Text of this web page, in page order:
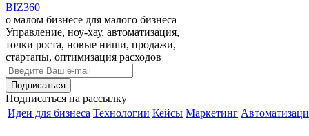
BIZ360
о малом бизнесе для малого бизнеса
Управление, ноу-хау, автоматизация,
точки роста, новые ниши, продажи,
стартапы, оптимизация расходов
Подписаться на рассылку
Идеи для бизнеса Технологии Кейсы Маркетинг